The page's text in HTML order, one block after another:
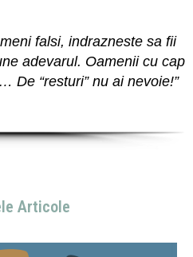
falsi, indrazneste sa fii
adevarul. Oamenii cu cap
De “resturi” nu ai nevoie!”
Articole